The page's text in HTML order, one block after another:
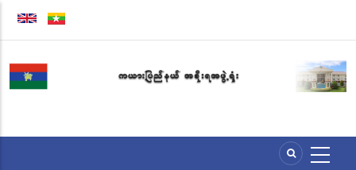
အဓိက
အကြောင်းအရာ
သွား
မည်